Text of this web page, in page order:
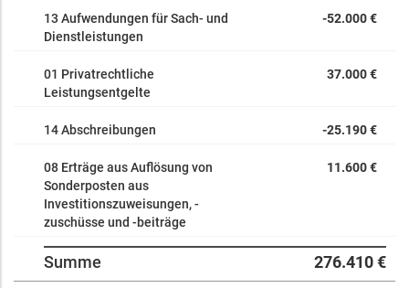
13 Aufwendungen für Sach- und
Dienstleistungen
-52.000 €
01 Privatrechtliche
Leistungsentgelte
37.000 €
14 Abschreibungen -25.190 €
08 Erträge aus Auflösung von
Sonderposten aus
Investitionszuweisungen, -
zuschüsse und -beiträge
11.600 €
Summe 276.410 €